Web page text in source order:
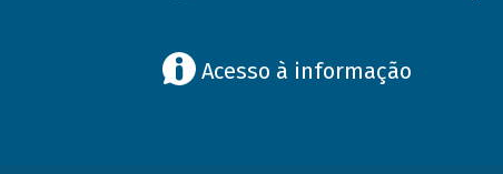
Acesso à informação